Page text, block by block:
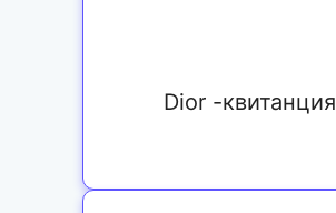
Dior -квитанция